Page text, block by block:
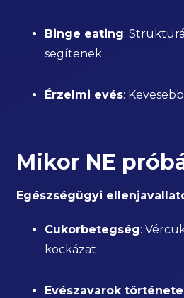
Binge eating:
segítenek
Érzelmi evés:
Mikor NE
Egészségügyi
Cukorbetegség:
kockázat
Evészavarok története